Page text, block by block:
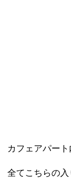
カフェアパー
全てこちらの